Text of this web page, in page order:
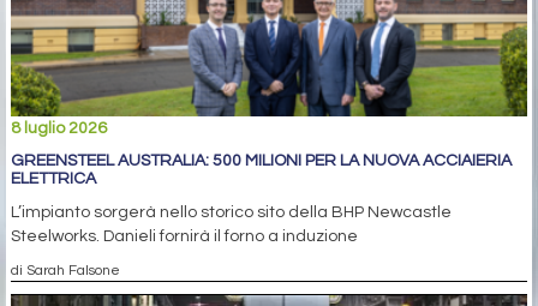
8 luglio 2026
GREENSTEEL AUSTRALIA: 500 MILIONI PER LA NUOVA ACCIAIERIA
ELETTRICA
L’impianto sorgerà nello storico sito della BHP Newcastle
Steelworks. Danieli fornirà il forno a induzione
di Sarah Falsone